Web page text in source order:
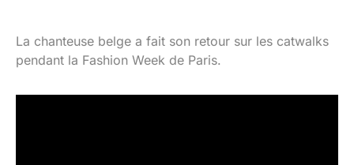
La chanteuse belge a fait son retour sur les catwalks
pendant la Fashion Week de Paris.